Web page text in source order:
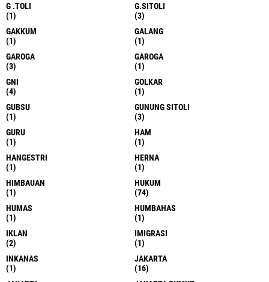
G .TOLI
(1)
G.SITOLI
(3)
GAKKUM
(1)
GALANG
(1)
GAROGA
(3)
GAROGA
(1)
GNI
(4)
GOLKAR
(1)
GUBSU
(1)
GUNUNG SITOLI
(3)
GURU
(1)
HAM
(1)
HANGESTRI
(1)
HERNA
(1)
HIMBAUAN
(1)
HUKUM
(74)
HUMAS
(1)
HUMBAHAS
(1)
IKLAN
(2)
IMIGRASI
(1)
INKANAS
(1)
JAKARTA
(16)